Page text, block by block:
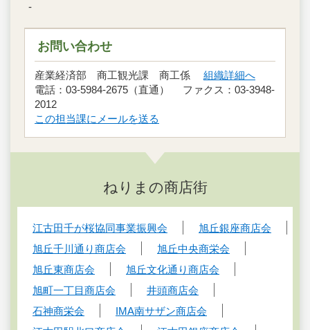
-
お問い合わせ
産業経済部 商工観光課 商工係 組織詳細へ
電話：03-5984-2675（直通） ファクス：03-3948-
2012
この担当課にメールを送る
ねりまの商店街
江古田千が桜協同事業振興会
旭丘銀座商店会
旭丘千川通り商店会
旭丘中央商栄会
旭丘東商店会
旭丘文化通り商店会
旭町一丁目商店会
井頭商店会
石神商栄会
IMA南サザン商店会